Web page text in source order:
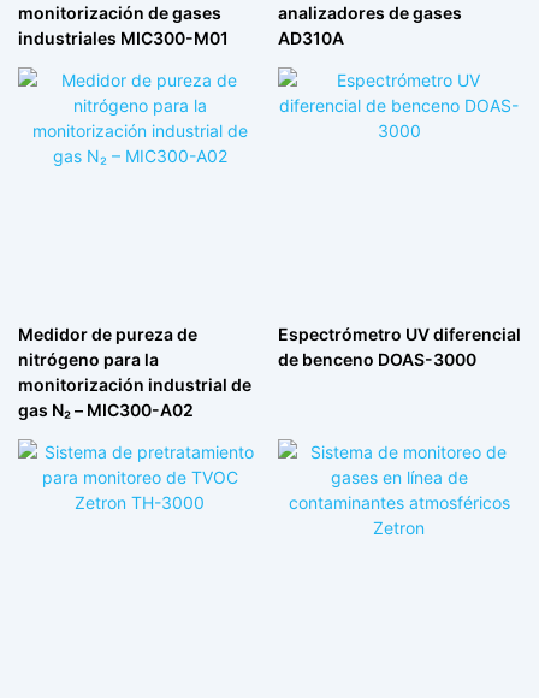
monitorización de gases
industriales MIC300-M01
analizadores de gases
AD310A
Medidor de pureza de
nitrógeno para la
monitorización industrial de
gas N₂ – MIC300-A02
Espectrómetro UV diferencial
de benceno DOAS-3000